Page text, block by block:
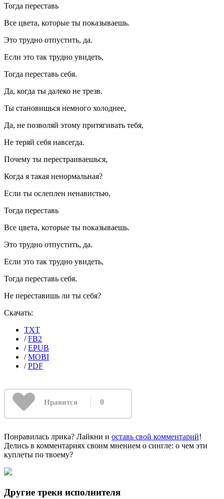
Тогда переставь
Все цвета, которые ты показываешь.
Это трудно отпустить, да.
Если это так трудно увидеть,
Тогда переставь себя.
Да, когда ты далеко не трезв.
Ты становишься немного холоднее,
Да, не позволяй этому притягивать тебя,
Не теряй себя навсегда.
Почему ты перестраиваешься,
Когда я такая ненормальная?
Если ты ослеплен ненавистью,
Тогда переставь
Все цвета, которые ты показываешь.
Это трудно отпустить, да.
Если это так трудно увидеть,
Тогда переставь себя.
Не переставишь ли ты себя?
Скачать:
TXT
/FB2
/EPUB
/MOBI
/PDF
Нравится 0
Понравилась лрика? Лайкни и оставь свой комментарий!
Делись в комментариях своим мнением о сингле: о чем эти
куплеты по твоему?
Другие треки исполнителя